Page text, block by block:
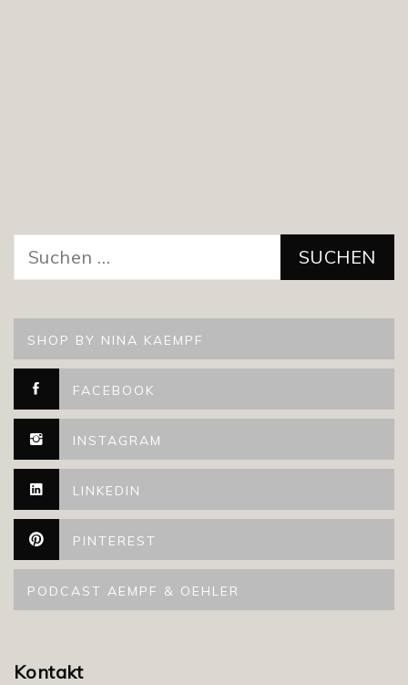
nach:
SHOP BY NINA KAEMPF
FACEBOOK
INSTAGRAM
LINKEDIN
PINTEREST
PODCAST AEMPF & OEHLER
Kontakt